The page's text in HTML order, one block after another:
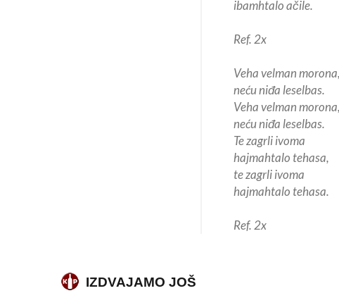
ibamhtalo ačile.
Ref. 2x
Veha velman morona,
neću niđa leselbas.
Veha velman morona,
neću niđa leselbas.
Te zagrli ivoma
hajmahtalo tehasa,
te zagrli ivoma
hajmahtalo tehasa.
Ref. 2x
IZDVAJAMO JOŠ